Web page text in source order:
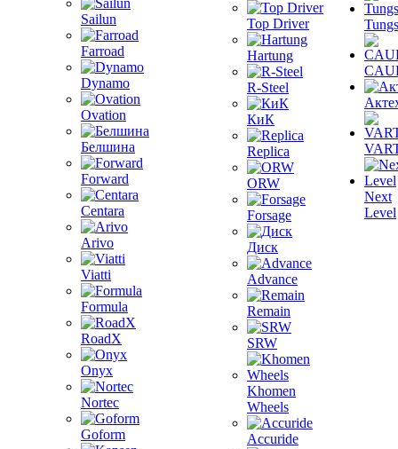
Sailun
Farroad
Dynamo
Ovation
Белшина
Forward
Centara
Arivo
Viatti
Formula
RoadX
Onyx
Nortec
Goform
Top Driver
Hartung
R-Steel
КиК
Replica
ORW
Forsage
Диск
Advance
Remain
SRW
Khomen
Wheels
Accuride
Next
Level